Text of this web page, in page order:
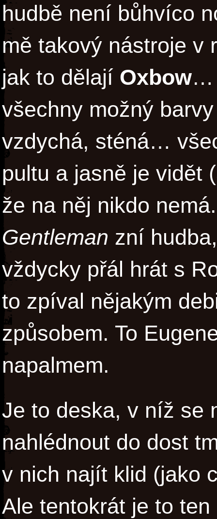
hudbě není bůhvíco
mě takový nástroje v
jak to dělají Oxbow…
všechny možný
vzdychá, sténá…
pultu a jasně je vidět
že na něj nikdo
Gentleman zní
vždycky přál hrát s
to zpíval nějakým
způsobem. To
napalmem.
Je to deska, v níž se
nahlédnout do dost
v nich najít klid (jako
Ale tentokrát je to